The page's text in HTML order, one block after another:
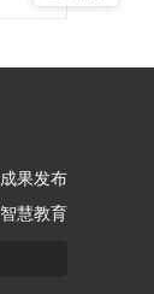
成果发布
智慧教育